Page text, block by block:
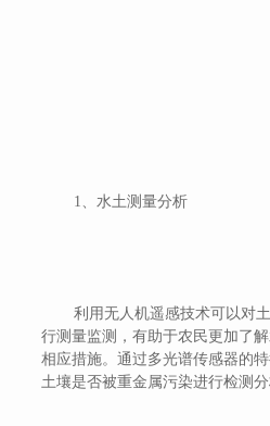
1、水土测量分析
利用无人机遥感技术可以对
行测量监测，有助于农民更加了
相应措施。通过多光谱传感器的
土壤是否被重金属污染进行检测分